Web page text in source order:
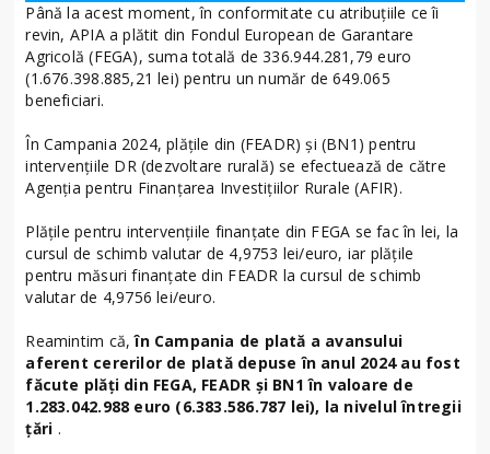
Până la acest moment, în conformitate cu atribuțiile ce îi
revin, APIA a plătit din Fondul European de Garantare
Agricolă (FEGA), suma totală de 336.944.281,79 euro
(1.676.398.885,21 lei) pentru un număr de 649.065
beneficiari.
În Campania 2024, plățile din (FEADR) și (BN1) pentru
intervențiile DR (dezvoltare rurală) se efectuează de către
Agenția pentru Finanțarea Investițiilor Rurale (AFIR).
Plăţile pentru intervențiile finanțate din FEGA se fac în lei, la
cursul de schimb valutar de 4,9753 lei/euro, iar plăţile
pentru măsuri finanțate din FEADR la cursul de schimb
valutar de 4,9756 lei/euro.
Reamintim că,în Campania de plată a avansului
aferent cererilor de plată depuse în anul 2024 au fost
făcute plăți din FEGA, FEADR și BN1 în valoare de
1.283.042.988 euro (6.383.586.787 lei), la nivelul întregii
țări .